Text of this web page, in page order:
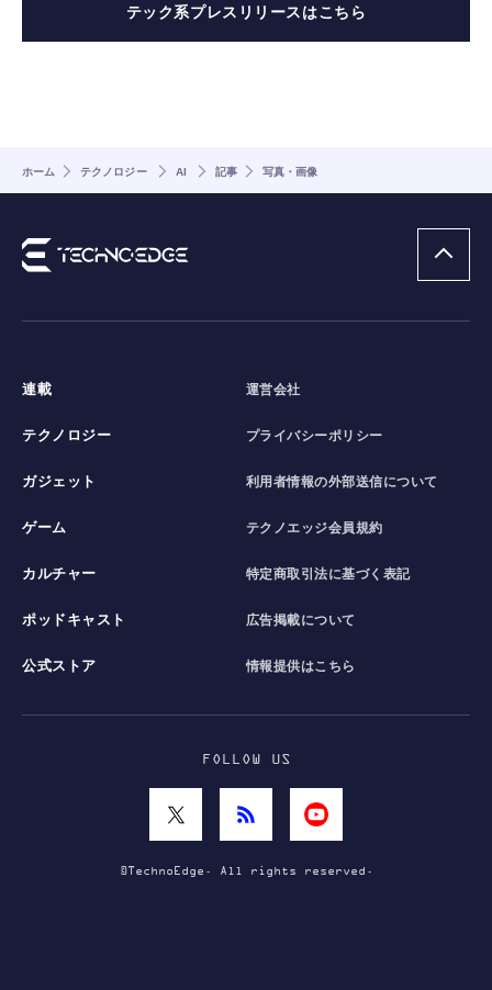
テック系プレスリリースはこちら
ホーム テクノロジー AI 記事 写真・画像
連載
テクノロジー
ガジェット
ゲーム
カルチャー
ポッドキャスト
公式ストア
運営会社
プライバシーポリシー
利用者情報の外部送信について
テクノエッジ会員規約
特定商取引法に基づく表記
広告掲載について
情報提供はこちら
FOLLOW US
©TechnoEdge. All rights reserved.